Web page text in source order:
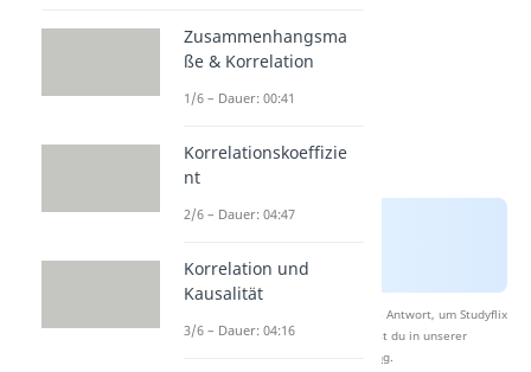
Nach Beantwortung speichern wir deine Antwort, um Studyflix
zu verbessern. Mehr dazu erfährst du in unserer
Datenschutzerklärung.
Zusammenhangsma
ße & Korrelation
1/6 – Dauer: 00:41
Korrelationskoeffizie
nt
2/6 – Dauer: 04:47
Korrelation und
Kausalität
3/6 – Dauer: 04:16